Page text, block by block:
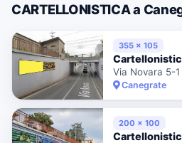
CARTELLONISTICA a
355 x 105
Via Novara 5-1
Canegrate
200 x 100